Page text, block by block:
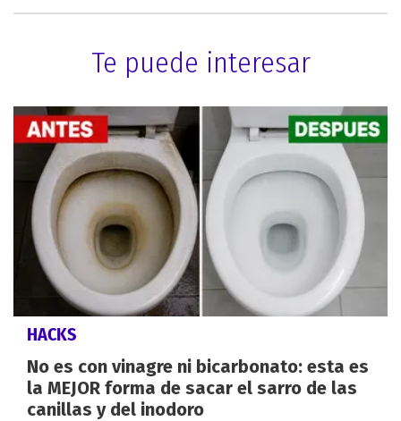
Te puede interesar
HACKS
No es con vinagre ni bicarbonato: esta es
la MEJOR forma de sacar el sarro de las
canillas y del inodoro